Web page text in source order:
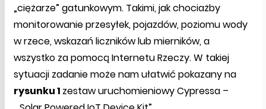
„ciężarze” gatunkowym. Takimi, jak chociażby
monitorowanie przesyłek, pojazdów, poziomu wody
w rzece, wskazań liczników lub mierników, a
wszystko za pomocą Internetu Rzeczy. W takiej
sytuacji zadanie może nam ułatwić pokazany na
rysunku 1 zestaw uruchomieniowy Cypressa –